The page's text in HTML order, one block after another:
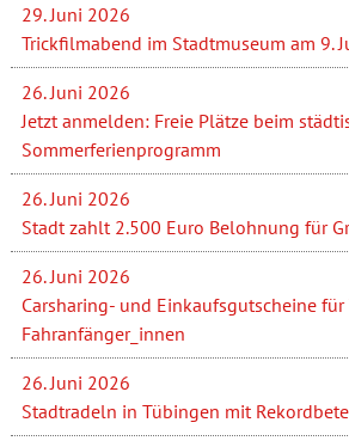
29. Juni 2026
Trickfilmabend im Stadtmuseum am 9.
26. Juni 2026
Jetzt anmelden: Freie Plätze beim
Sommerferienprogramm
26. Juni 2026
Stadt zahlt 2.500 Euro Belohnung für
26. Juni 2026
Carsharing- und Einkaufsgutscheine
Fahranfänger_innen
26. Juni 2026
Stadtradeln in Tübingen mit